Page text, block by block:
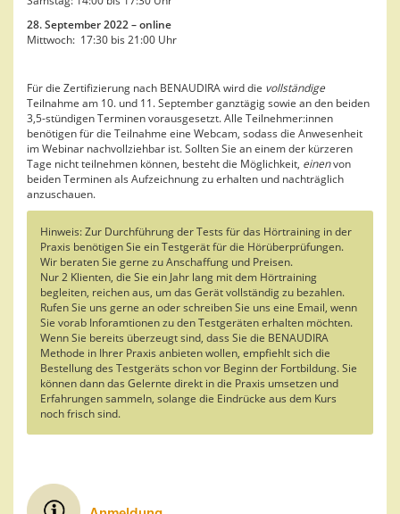
28. September 2022 – online
Mittwoch: 17:30 bis 21:00 Uhr
Für die Zertifizierung nach BENAUDIRA wird die vollständige
Teilnahme am 10. und 11. September ganztägig sowie an den beiden
3,5-stündigen Terminen vorausgesetzt. Alle Teilnehmer:innen
benötigen für die Teilnahme eine Webcam, sodass die Anwesenheit
im Webinar nachvollziehbar ist. Sollten Sie an einem der kürzeren
Tage nicht teilnehmen können, besteht die Möglichkeit, einenvon
beiden Terminen als Aufzeichnung zu erhalten und nachträglich
anzuschauen.
Hinweis: Zur Durchführung der Tests für das Hörtraining in der
Praxis benötigen Sie ein Testgerät für die Hörüberprüfungen.
Wir beraten Sie gerne zu Anschaffung und Preisen.
Nur 2 Klienten, die Sie ein Jahr lang mit dem Hörtraining
begleiten, reichen aus, um das Gerät vollständig zu bezahlen.
Rufen Sie uns gerne an oder schreiben Sie uns eine Email, wenn
Sie vorab Inforamtionen zu den Testgeräten erhalten möchten.
Wenn Sie bereits überzeugt sind, dass Sie die BENAUDIRA
Methode in Ihrer Praxis anbieten wollen, empfiehlt sich die
Bestellung des Testgeräts schon vor Beginn der Fortbildung. Sie
können dann das Gelernte direkt in die Praxis umsetzen und
Erfahrungen sammeln, solange die Eindrücke aus dem Kurs
noch frisch sind.